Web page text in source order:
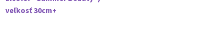
v
veľkosť 30cm+